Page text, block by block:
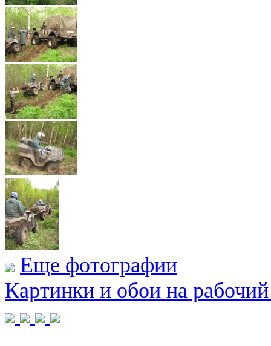
Еще фотографии
Картинки и обои на